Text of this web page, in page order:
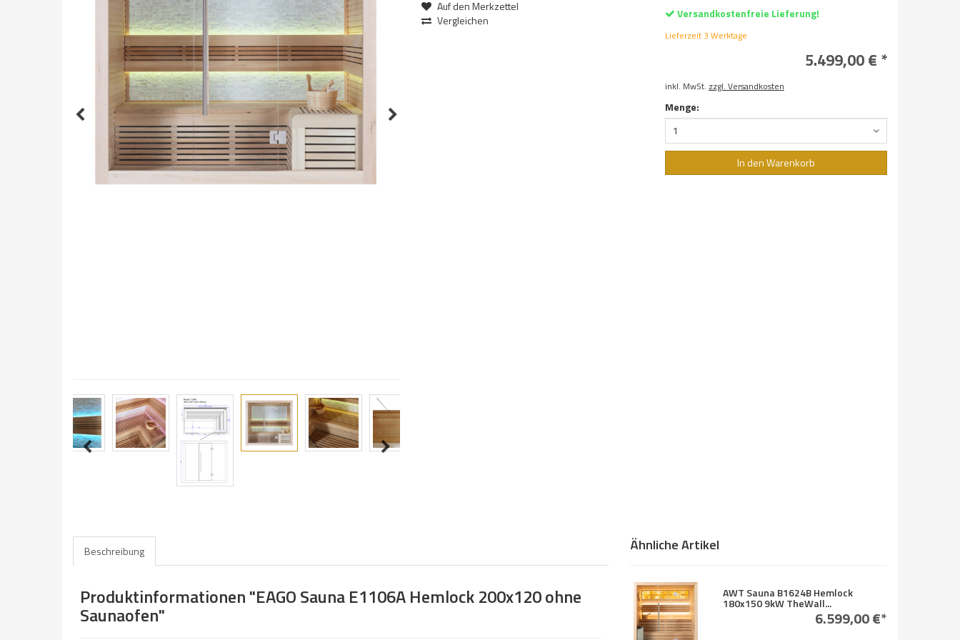
Auf den Merkzettel
Vergleichen
Versandkostenfreie Lieferung!
Lieferzeit 3 Werktage
5.499,00 € *
inkl. MwSt. zzgl. Versandkosten
Menge:
1
In den Warenkorb
Beschreibung
Produktinformationen "EAGO Sauna E1106A Hemlock 200x120 ohne
Saunaofen"
Ähnliche Artikel
AWT Sauna B1624B Hemlock
180x150 9kW TheWall...
6.599,00 €*